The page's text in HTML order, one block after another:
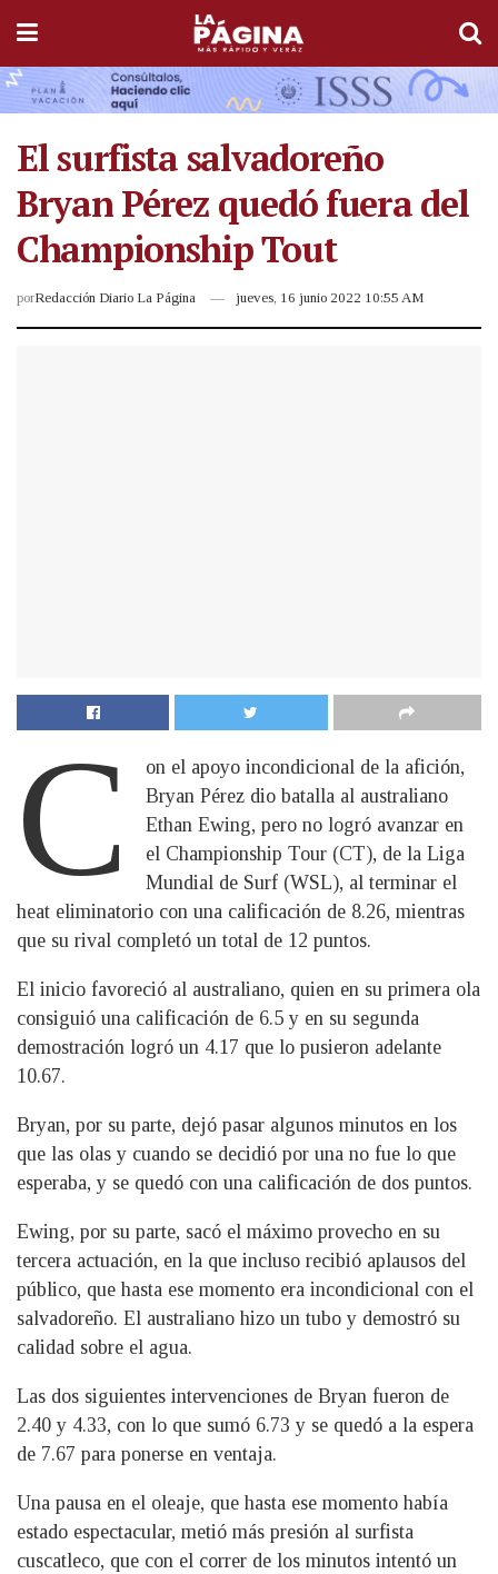
El surfista salvadoreño
Bryan Pérez quedó fuera del
Championship Tout
porRedacción Diario La Página jueves, 16 junio 2022 10:55 AM
C
on el apoyo incondicional de la afición,
Bryan Pérez dio batalla al australiano
Ethan Ewing, pero no logró avanzar en
el Championship Tour (CT), de la Liga
Mundial de Surf (WSL), al terminar el
heat eliminatorio con una calificación de 8.26, mientras
que su rival completó un total de 12 puntos.
El inicio favoreció al australiano, quien en su primera ola
consiguió una calificación de 6.5 y en su segunda
demostración logró un 4.17 que lo pusieron adelante
10.67.
Bryan, por su parte, dejó pasar algunos minutos en los
que las olas y cuando se decidió por una no fue lo que
esperaba, y se quedó con una calificación de dos puntos.
Ewing, por su parte, sacó el máximo provecho en su
tercera actuación, en la que incluso recibió aplausos del
público, que hasta ese momento era incondicional con el
salvadoreño. El australiano hizo un tubo y demostró su
calidad sobre el agua.
Las dos siguientes intervenciones de Bryan fueron de
2.40 y 4.33, con lo que sumó 6.73 y se quedó a la espera
de 7.67 para ponerse en ventaja.
Una pausa en el oleaje, que hasta ese momento había
estado espectacular, metió más presión al surfista
cuscatleco, que con el correr de los minutos intentó un